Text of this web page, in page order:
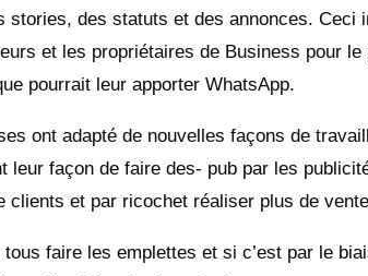
Qu’est-ce que le marketing
Avantages du marketing
9 exemples de campagnes
WhatsApp réussies
Améliorez vos campagnes
WhatsApp avec Callbell
LeWhatsApp Marketingest -